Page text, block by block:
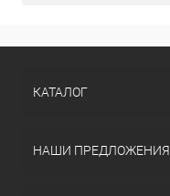
КАТАЛОГ
НАШИ ПРЕДЛОЖЕНИЯ